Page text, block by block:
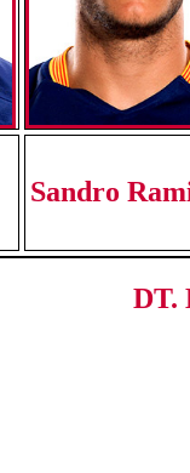
Sandro
DT.